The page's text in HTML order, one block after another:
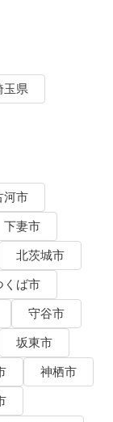
玉県
河市
下妻市
北茨城市
くば市
守谷市
坂東市
神栖市